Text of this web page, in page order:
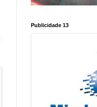
Publicidade 13